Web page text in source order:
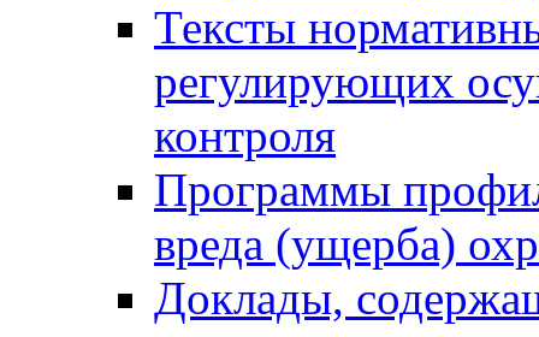
Тексты
регулирующих
контроля
Программы
вреда (ущерба)
Доклады,